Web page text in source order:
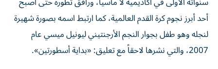
أحد أبرز نجوم كرة القدم العالمية، كما ارتبط اسمه بصورة شهيرة
لنجله وهو طفل بجوار النجم الأرجنتيني ليونيل ميسي عام
2007، والتي نشرها لاحقاً مع تعليق: «بداية أسطورتين».